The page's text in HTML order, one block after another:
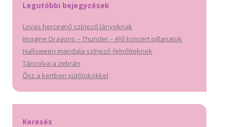
Legutóbbi bejegyzések
Lovas hercegnő színező lányoknak
Imagine Dragons – Thunder – élő koncert pillanatok
Halloween mandala színező felnőtteknek
Táncolva a zebrán
Ősz a kertben sütőtökökkel
Keresés